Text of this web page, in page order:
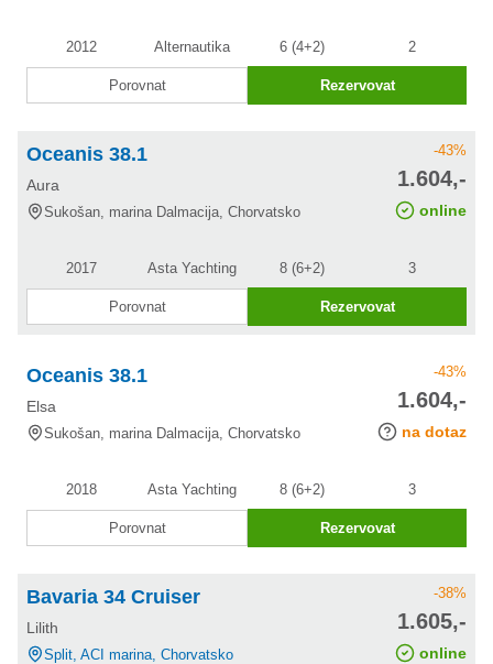
2012 Alternautika 6 (4+2) 2
Porovnat Rezervovat
Oceanis 38.1
Aura
Sukošan, marina Dalmacija, Chorvatsko
2017 Asta Yachting 8 (6+2) 3
cena po
slevě
-43%
1.604,-
online
Porovnat Rezervovat
Oceanis 38.1
Elsa
Sukošan, marina Dalmacija, Chorvatsko
2018 Asta Yachting 8 (6+2) 3
cena po
slevě
-43%
1.604,-
na dotaz
Porovnat Rezervovat
Bavaria 34 Cruiser
Lilith
Split, ACI marina, Chorvatsko
cena po
slevě
-38%
1.605,-
online